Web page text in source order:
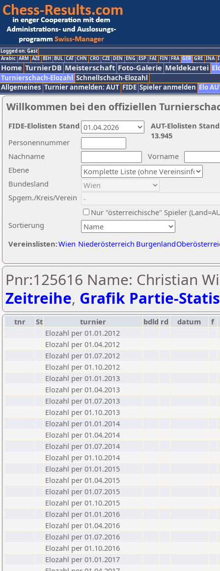
Logged on: Gast
Arabic ARM AZE BIH BUL CAT CHN CRO CZE DEN ENG ESP FAI FIN FRA GER GRE INA
Home TurnierDB Meisterschaft Foto-Galerie Meldekartei
Turnierschach-Elozahl Schnellschach-Elozahl
Allgemeines Turnier anmelden: AUT FIDE Spieler anmelden Elo
Willkommen bei den offiziellen
Nachname
Vorname
Ebene
Sortierung
Personennummer
Bundesland
Spgem./Kreis/Verein
Nur "österreichische" Spieler
Vereinslisten:Wien Niederösterreich Burgenland
AUT-Elolisten
13.945
FIDE-Elolisten Stand
Pnr:125616 Name: Christian
Zeitreihe, Grafik Partie-
tnr St turnier bdld rd datum
f
Elozahl per 01.01.2012
Elozahl per 01.04.2012
Elozahl per 01.07.2012
Elozahl per 01.10.2012
Elozahl per 01.01.2013
Elozahl per 01.04.2013
Elozahl per 01.07.2013
Elozahl per 01.10.2013
Elozahl per 01.01.2014
Elozahl per 01.04.2014
Elozahl per 01.07.2014
Elozahl per 01.10.2014
Elozahl per 01.01.2015
Elozahl per 01.04.2015
Elozahl per 01.07.2015
Elozahl per 01.10.2015
Elozahl per 01.01.2016
Elozahl per 01.04.2016
Elozahl per 01.07.2016
Elozahl per 01.10.2016
Elozahl per 01.01.2017